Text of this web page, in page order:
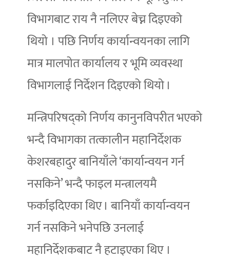
विभागबाट राय नै नलिएर बेच्न दिइएको
थियो । पछि निर्णय कार्यान्वयनका लागि
मात्र मालपोत कार्यालय र भूमि व्यवस्था
विभागलाई निर्देशन दिइएको थियो ।
मन्त्रिपरिषद्को निर्णय कानुनविपरीत भएको
भन्दै विभागका तत्कालीन महानिर्देशक
केशरबहादुर बानियाँले ‘कार्यान्वयन गर्न
नसकिने’ भन्दै फाइल मन्त्रालयमै
फर्काइदिएका थिए । बानियाँ कार्यान्वयन
गर्न नसकिने भनेपछि उनलाई
महानिर्देशकबाट नै हटाइएका थिए ।